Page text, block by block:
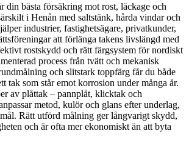
din bästa försäkring mot rost, läckage och
i Henån med saltstänk, hårda vindar och
industrier, fastighetsägare, privatkunder,
att förlänga takens livslängd med
rostskydd och rätt färgsystem för nordiskt
process från tvätt och mekanisk
och slitstark toppfärg får du både
tak som står emot korrosion under många år.
av plåttak – pannplåt, klicktak och
metod, kulör och glans efter underlag,
Rätt utförd målning ger långvarigt skydd,
och är ofta mer ekonomiskt än att byta